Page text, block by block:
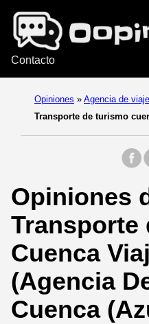
Contacto
Opiniones » Agencia de
Transporte de turismo
Opiniones
Transporte
Cuenca
(Agencia
Cuenca